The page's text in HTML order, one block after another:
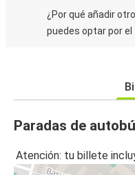
¿Por qué añadir
puedes optar por
Paradas de
Atención: tu billete